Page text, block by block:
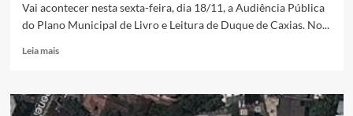
Vai acontecer nesta sexta-feira, dia 18/11, a Audiência Pública
do Plano Municipal de Livro e Leitura de Duque de Caxias. No...
Leia maisRead
Audiência
Pública